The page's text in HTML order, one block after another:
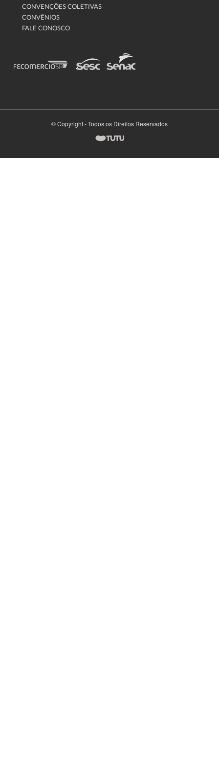
CONVENÇÕES COLETIVAS
CONVÊNIOS
FALE CONOSCO
© Copyright - Todos os Direitos Reservados